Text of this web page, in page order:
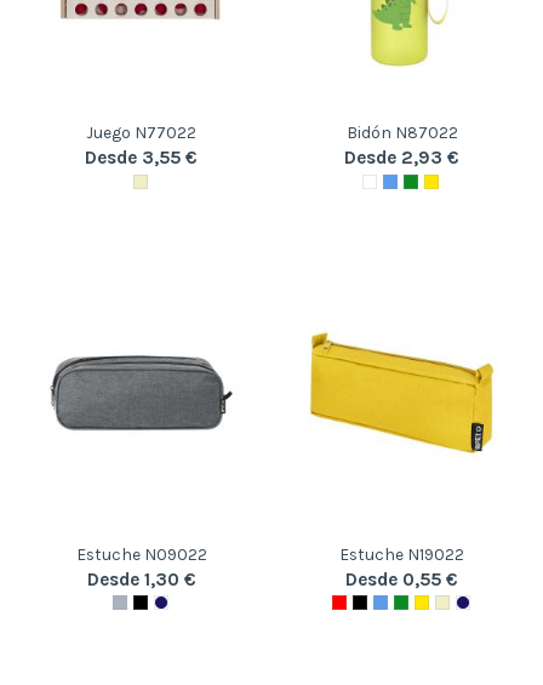
Juego N77022
Desde 3,55 €
Bidón N87022
Desde 2,93 €
Estuche N09022
Desde 1,30 €
Estuche N19022
Desde 0,55 €